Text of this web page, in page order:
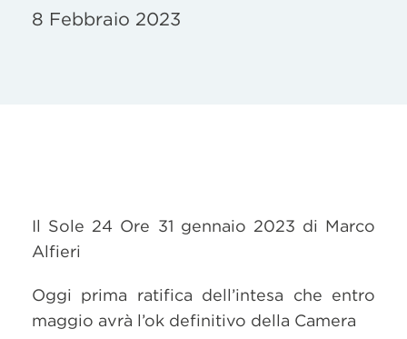
8 Febbraio 2023
Il Sole 24 Ore 31 gennaio 2023 di Marco
Alfieri
Oggi prima ratifica dell’intesa che entro
maggio avrà l’ok definitivo della Camera